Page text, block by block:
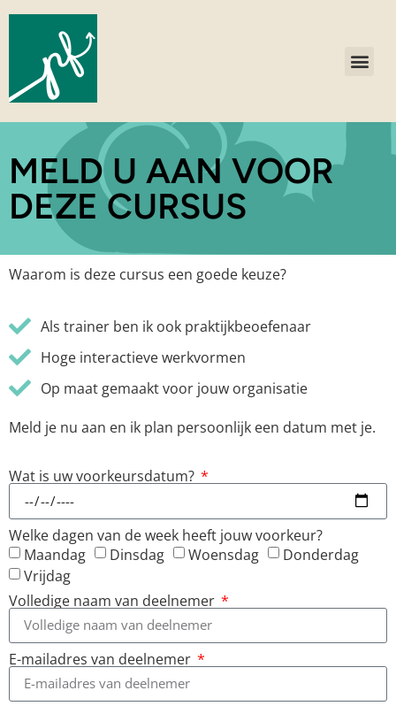
MELD U AAN VOOR
DEZE CURSUS
Waarom is deze cursus een goede keuze?
Als trainer ben ik ook praktijkbeoefenaar
Hoge interactieve werkvormen
Op maat gemaakt voor jouw organisatie
Meld je nu aan en ik plan persoonlijk een datum met je.
Wat is uw voorkeursdatum?
Welke dagen van de week heeft jouw voorkeur?
Maandag
Dinsdag Woensdag
Donderdag
Vrijdag
Volledige naam van deelnemer
E-mailadres van deelnemer